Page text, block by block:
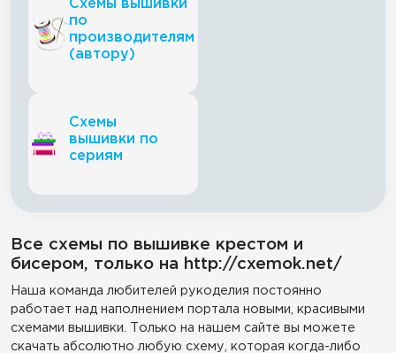
Схемы вышивки
по
производителям
(автору)
Схемы
вышивки по
сериям
Все схемы по вышивке крестом и
бисером, только на http://cxemok.net/
Наша команда любителей рукоделия постоянно
работает над наполнением портала новыми, красивыми
схемами вышивки. Только на нашем сайте вы можете
скачать абсолютно любую схему, которая когда-либо